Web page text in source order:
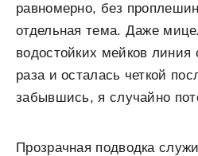
равномерно, без
отдельная тема. Даже
водостойких мейков линия
раза и осталась четкой
забывшись, я случайно
Прозрачная подводка